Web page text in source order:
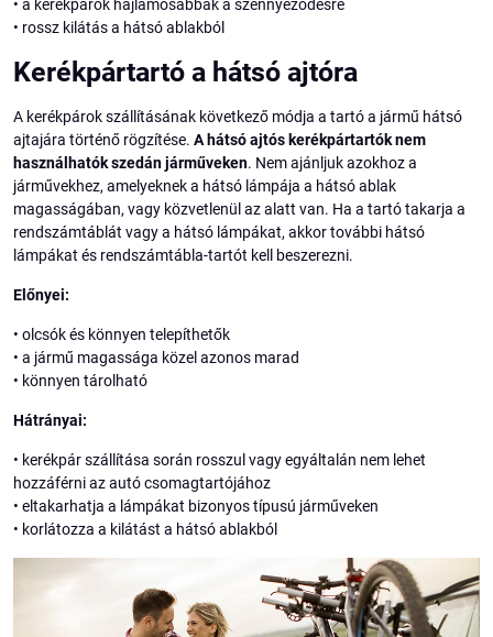
• a kerékpárok hajlamosabbak a szennyeződésre
• rossz kilátás a hátsó ablakból
Kerékpártartó a hátsó ajtóra
A kerékpárok szállításának következő módja a tartó a jármű hátsó
ajtajára történő rögzítése. A hátsó ajtós kerékpártartók nem
használhatók szedán járműveken. Nem ajánljuk azokhoz a
járművekhez, amelyeknek a hátsó lámpája a hátsó ablak
magasságában, vagy közvetlenül az alatt van. Ha a tartó takarja a
rendszámtáblát vagy a hátsó lámpákat, akkor további hátsó
lámpákat és rendszámtábla-tartót kell beszerezni.
Előnyei:
• olcsók és könnyen telepíthetők
• a jármű magassága közel azonos marad
• könnyen tárolható
Hátrányai:
• kerékpár szállítása során rosszul vagy egyáltalán nem lehet
hozzáférni az autó csomagtartójához
• eltakarhatja a lámpákat bizonyos típusú járműveken
• korlátozza a kilátást a hátsó ablakból